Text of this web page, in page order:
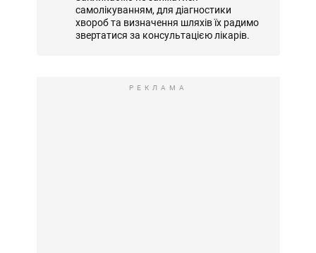
самолікуванням, для діагностики
хвороб та визначення шляхів їх радимо
звертатися за консультацією лікарів.
РЕКЛАМА